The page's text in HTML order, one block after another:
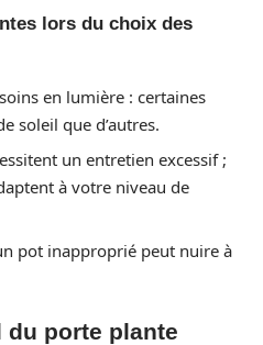
lors du choix des
en lumière : certaines
soleil que d’autres.
un entretien excessif ;
à votre niveau de
pot inapproprié peut nuire à
porte plante